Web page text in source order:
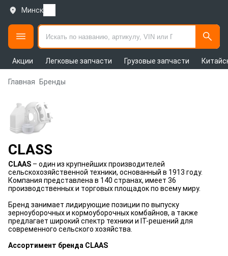
Минск
Акции Легковые запчасти Грузовые запчасти
Главная Бренды
CLASS
CLAAS – один из крупнейших производителей
сельскохозяйственной техники, основанный в 1913 году.
Компания представлена в 140 странах, имеет 36
производственных и торговых площадок по всему миру.
Бренд занимает лидирующие позиции по выпуску
зерноуборочных и кормоуборочных комбайнов, а также
предлагает широкий спектр техники и IT-решений для
современного сельского хозяйства.
Ассортимент бренда CLAAS